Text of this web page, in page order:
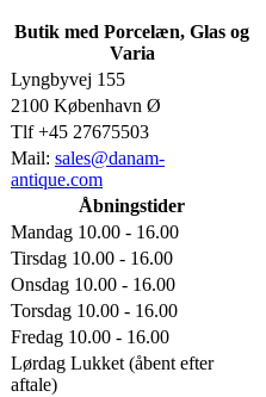
Butik med Porcelæn, Glas og
Varia
Lyngbyvej 155
2100 København Ø
Tlf +45 27675503
Mail: sales@danam-
antique.com
Åbningstider
Mandag 10.00 - 16.00
Tirsdag 10.00 - 16.00
Onsdag 10.00 - 16.00
Torsdag 10.00 - 16.00
Fredag 10.00 - 16.00
Lørdag Lukket (åbent efter
aftale)